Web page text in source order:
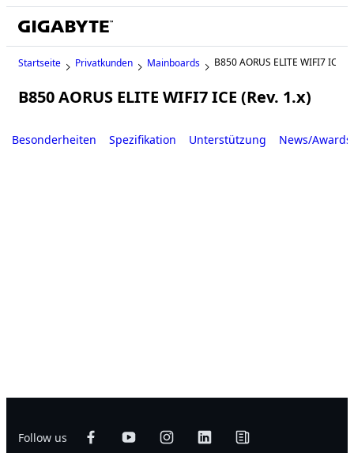
Startseite Privatkunden Mainboards B850 AORUS ELITE WIFI7 ICE
B850 AORUS ELITE WIFI7 ICE (Rev. 1.x)
Besonderheiten Spezifikation Unterstützung News/Awards
Follow us